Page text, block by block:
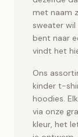
partij voor
Toet.store
met snelle
bedrukken
Toet.store
met naam
sweater
bent naar
vindt het
Ons
kinder t-
hoodies.
via onze
kleur, het